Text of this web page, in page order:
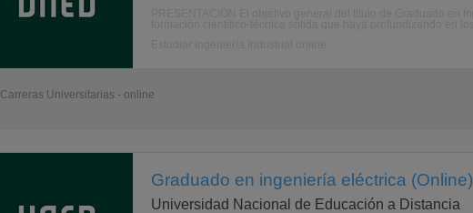
Carreras Universitarias - online
Graduado en ingeniería eléctrica (Online)
Universidad Nacional de Educación a Distancia